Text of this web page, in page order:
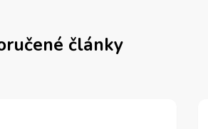
články